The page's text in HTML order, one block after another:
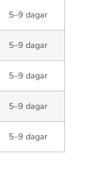
5–9 dagar
5–9 dagar
5–9 dagar
5–9 dagar
5–9 dagar